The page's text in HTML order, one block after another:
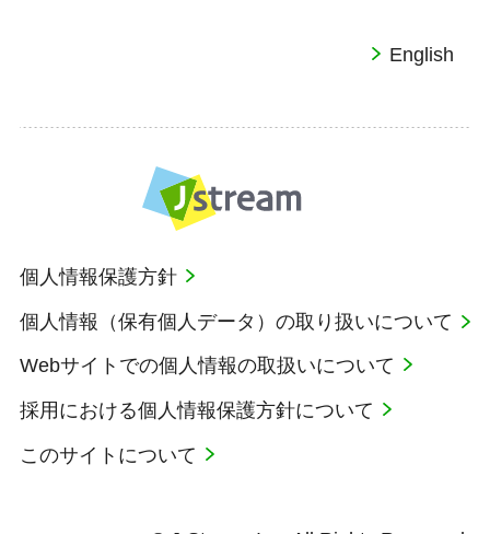
English
個人情報保護方針
個人情報（保有個人データ）の取り扱いについて
Webサイトでの個人情報の取扱いについて
採用における個人情報保護方針について
このサイトについて